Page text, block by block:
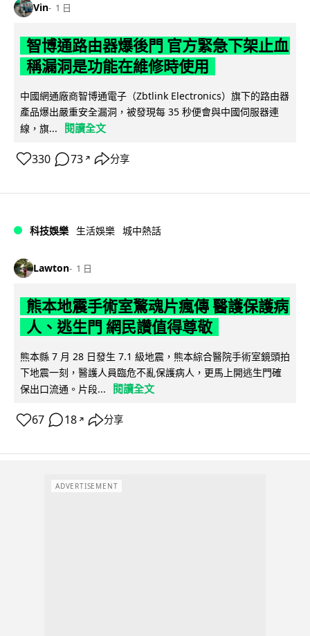
Vin 1 日
智博通路由器爆後門 官方緊急下架止血
稱漏洞是功能在維修時使用
中國網通廠商智博通電子（Zbtlink Electronics）旗下的路由器
產品爆出嚴重安全漏洞，被發現每 35 秒便會與中國伺服器連
線，旗...
閱讀全文
330 73 ↗ 分享
科技娛樂 生活娛樂 城中熱話
Lawton 1 日
熊本地震手術室驚魂片瘋傳 醫護保護病
人、逃生門 網民讚值得尊敬
熊本縣 7 月 28 日發生 7.1 級地震，熊本綜合醫院手術室鏡頭拍
下地震一刻，醫護人員臨危不亂保護病人，更馬上開逃生門確
保出口流通。片段...
閱讀全文
67 18 ↗ 分享
ADVERTISEMENT